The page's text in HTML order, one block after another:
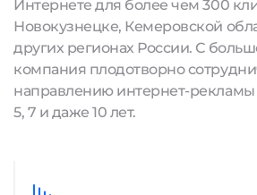
Интернете для более чем 300
Новокузнецке, Кемеровской
других регионах России. С
компания плодотворно
направлению интернет-
5, 7 и даже 10 лет.